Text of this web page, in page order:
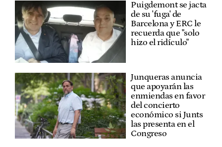
Puigdemont se jacta
de su 'fuga' de
Barcelona y ERC le
recuerda que "solo
hizo el ridículo"
Junqueras anuncia
que apoyarán las
enmiendas en favor
del concierto
económico si Junts
las presenta en el
Congreso